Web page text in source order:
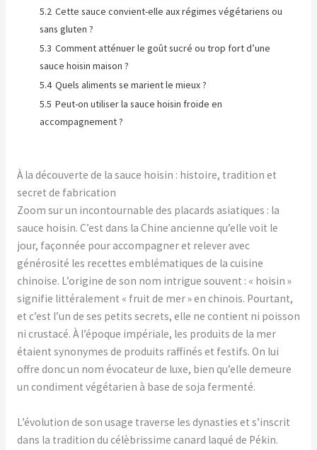
5.2 Cette sauce convient-elle aux régimes végétariens ou
sans gluten ?
5.3 Comment atténuer le goût sucré ou trop fort d’une
sauce hoisin maison ?
5.4 Quels aliments se marient le mieux ?
5.5 Peut-on utiliser la sauce hoisin froide en
accompagnement ?
À la découverte de la sauce hoisin : histoire, tradition et
secret de fabrication
Zoom sur un incontournable des placards asiatiques : la
sauce hoisin. C’est dans la Chine ancienne qu’elle voit le
jour, façonnée pour accompagner et relever avec
générosité les recettes emblématiques de la cuisine
chinoise. L’origine de son nom intrigue souvent : « hoisin »
signifie littéralement « fruit de mer » en chinois. Pourtant,
et c’est l’un de ses petits secrets, elle ne contient ni poisson
ni crustacé. À l’époque impériale, les produits de la mer
étaient synonymes de produits raffinés et festifs. On lui
offre donc un nom évocateur de luxe, bien qu’elle demeure
un condiment végétarien à base de soja fermenté.
L’évolution de son usage traverse les dynasties et s’inscrit
dans la tradition du célèbrissime canard laqué de Pékin.